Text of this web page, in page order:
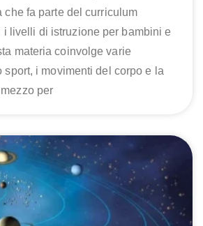
che fa parte del curriculum
i livelli di istruzione per bambini e
materia coinvolge varie
sport, i movimenti del corpo e la
per